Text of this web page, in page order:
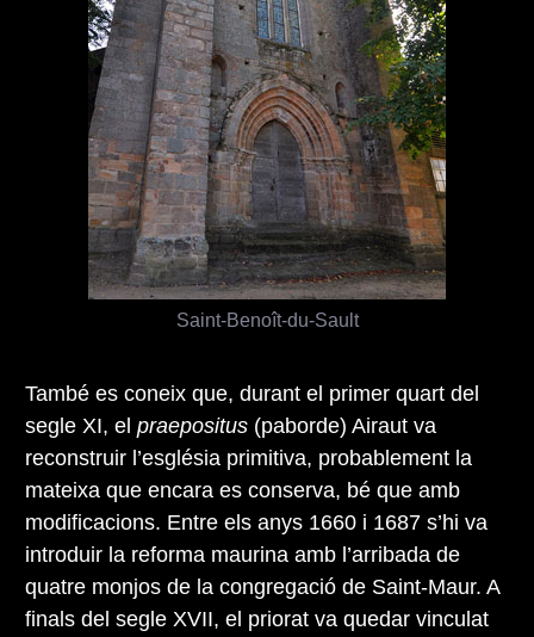
Saint-Benoît-du-Sault
També es coneix que, durant el primer quart del
segle XI, el praepositus (paborde) Airaut va
reconstruir l’església primitiva, probablement la
mateixa que encara es conserva, bé que amb
modificacions. Entre els anys 1660 i 1687 s’hi va
introduir la reforma maurina amb l’arribada de
quatre monjos de la congregació de Saint-Maur. A
finals del segle XVII, el priorat va quedar vinculat